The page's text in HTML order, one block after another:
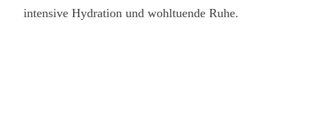
intensive Hydration und wohltuende Ruhe.